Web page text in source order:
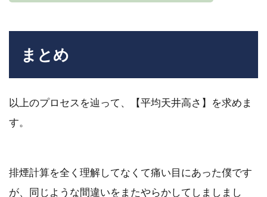
まとめ
以上のプロセスを辿って、【平均天井高さ】を求めま
す。
排煙計算を全く理解してなくて痛い目にあった僕です
が、同じような間違いをまたやらかしてしましまし